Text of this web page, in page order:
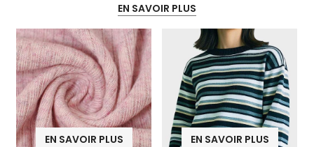
EN SAVOIR PLUS
EN SAVOIR PLUS EN SAVOIR PLUS